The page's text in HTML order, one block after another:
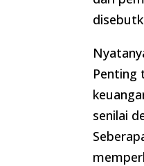
Penting
senilai